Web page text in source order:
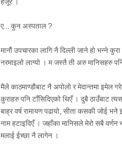
हजूर ।
ए... कुन अस्पताल ?
मानौं उपचारका लागि नै दिल्ली जाने हो भन्ने
नरमाइलो लाग्यो । म जस्तै ती अरु मानिसहरु
मैले काठमाण्डौबाट नै अपोलो र मेदान्तमा इमेल
कुराहरु पनि टाँसिदिएको थिएँ । दुबै ठाउँबाट
बाह्र वर्ष रामायण पढायो, सीता कसकी जोई
नाम हटाइदिएँ । जहाँका मानिसले मेरो सबै
मलाई ईच्छा नै लागेन ।